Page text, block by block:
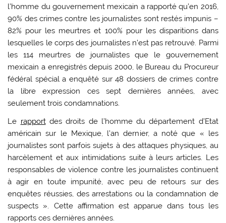
l’homme du gouvernement mexicain a rapporté qu’en 2016,
90% des crimes contre les journalistes sont restés impunis –
82% pour les meurtres et 100% pour les disparitions dans
lesquelles le corps des journalistes n’est pas retrouvé. Parmi
les 114 meurtres de journalistes que le gouvernement
mexicain a enregistrés depuis 2000, le Bureau du Procureur
fédéral spécial a enquêté sur 48 dossiers de crimes contre
la libre expression ces sept dernières années, avec
seulement trois condamnations.
Le rapportdes droits de l’homme du département d’Etat
américain sur le Mexique, l’an dernier, a noté que « les
journalistes sont parfois sujets à des attaques physiques, au
harcèlement et aux intimidations suite à leurs articles. Les
responsables de violence contre les journalistes continuent
à agir en toute impunité, avec peu de retours sur des
enquêtes réussies, des arrestations ou la condamnation de
suspects ». Cette affirmation est apparue dans tous les
rapports ces dernières années.